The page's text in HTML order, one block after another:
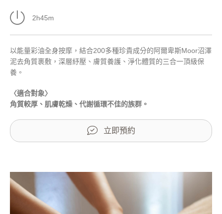
2h45m
以能量彩油全身按摩，結合200多種珍貴成分的阿爾卑斯Moor沼澤
泥去角質裹敷，深層紓壓、膚質養護、淨化體質的三合一頂級保
養。
〈適合對象〉
角質較厚、肌膚乾燥、代謝循環不佳的族群。
立即預約